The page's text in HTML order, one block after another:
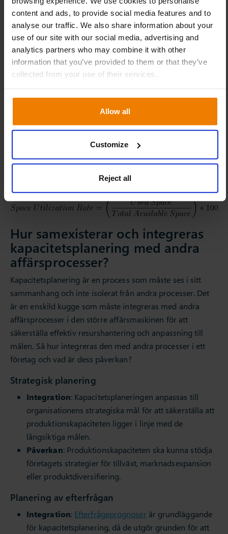
content and ads, to provide social media features and to
analyse our traffic. We also share information about your
use of our site with our social media, advertising and
analytics partners who may combine it with other
information that you’ve provided to them or that they’ve
collected from your use of their services.
Allow all
Customize
Reject all
Utnyttjande av arbetskraft
Denna KPI mäter utnyttjandegraden av tillgängliga
resurser som exempelvis anställda, utrustning och ​​
Användning av lagringsutrymme
Denna KPI mäter den procentandel av det totala
Hur samexisterar och integreras
kapacitetsplanering med andra
affärsprocesser?
Kapacitetsplanering är en process som måste ses i sitt
sammanhang och inte isolerat från andra processer. Det
är en enskild kugge som måste integreras med andra
affärsprocesser i den större affärsmaskinen för att
säkerställa effektiv resurshantering och anpassning till
målen. Så hur integreras den med andra processer i ett
företag och vad är dess påverkan?
Strategisk planering
Integration: Kapacitetsplaneringen anpassas till
organisationens strategiska mål för att säkerställa att
produktionskapaciteten ligger i linje med de
långsiktiga målen.
Påverkan: Produktionskapaciteten ska kunna stödja
företagets strategier för tillväxt, marknadsexpansion
eller produktdiversifiering.
Planering av efterfrågan
Integration: Efterfrågeprognoserär grundläggande
för kapacitetsplanering, då de utgör grunden för att